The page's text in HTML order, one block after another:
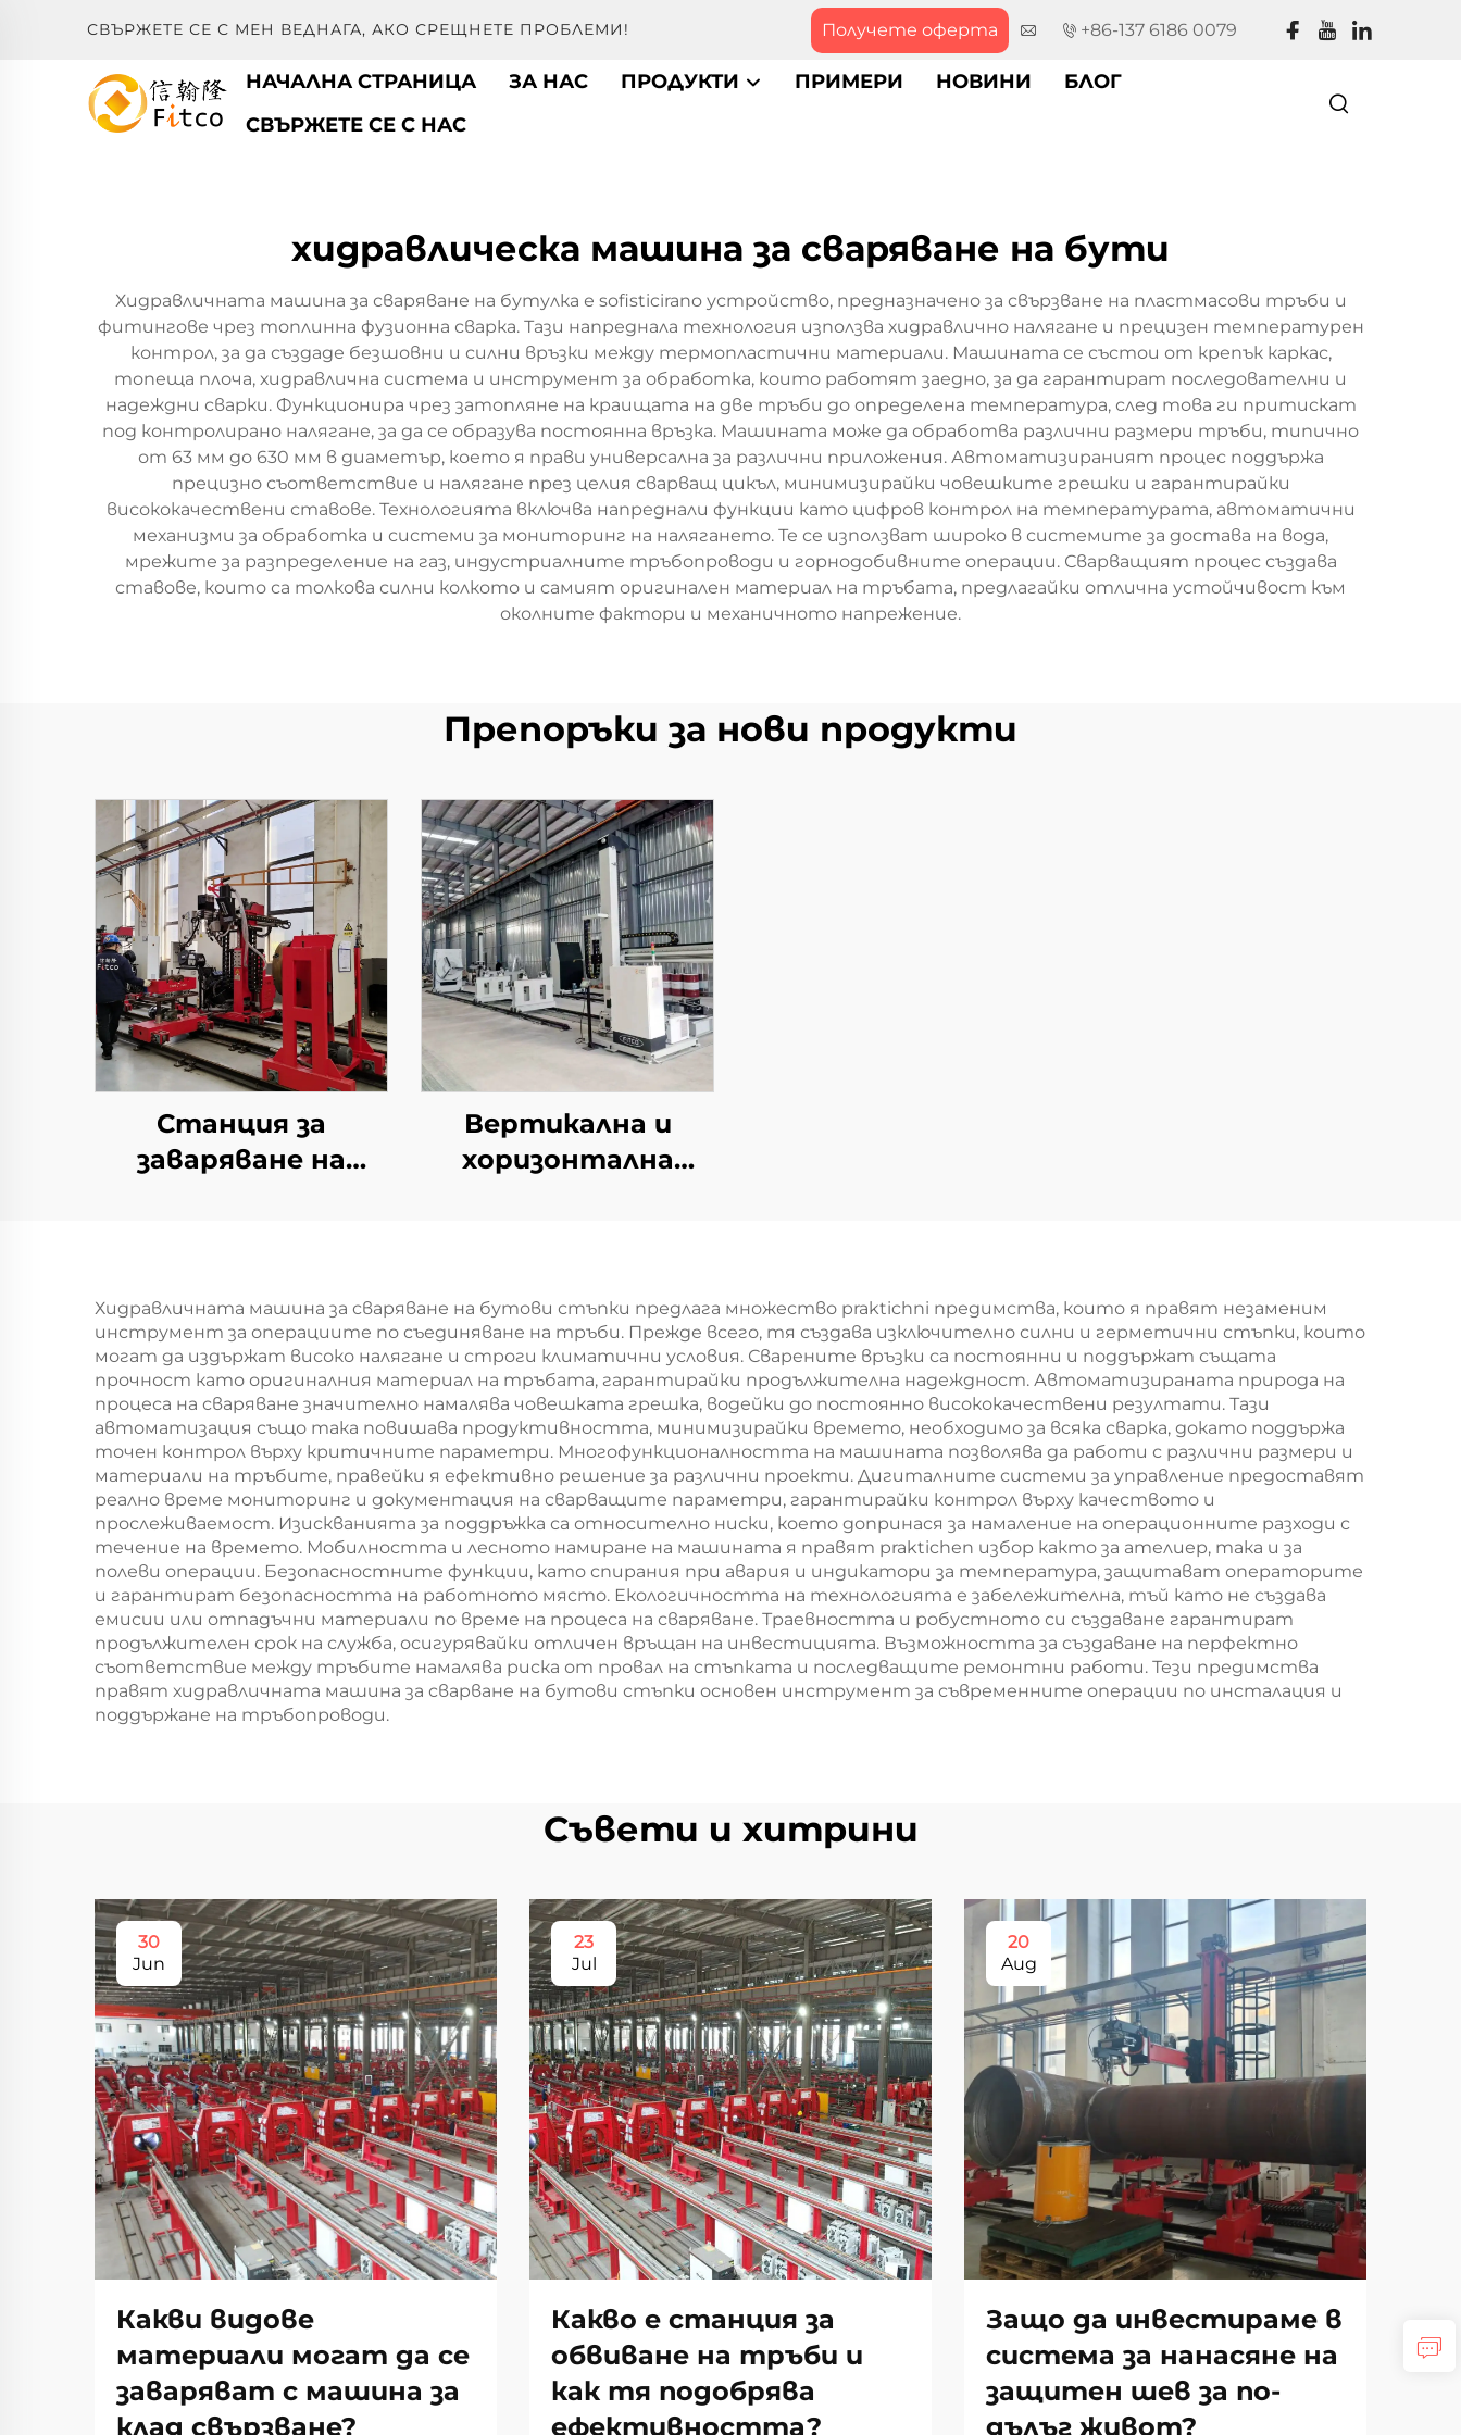
СВЪРЖЕТЕ СЕ С МЕН ВЕДНАГА, АКО СРЕЩНЕТЕ ПРОБЛЕМИ! Получете оферта +86-137 6186 0079
НАЧАЛНА СТРАНИЦА ЗА НАС ПРОДУКТИ ПРИМЕРИ НОВИНИ
БЛОГ
СВЪРЖЕТЕ СЕ С НАС
хидравлическа машина за сваряване на бути
Хидравличната машина за сваряване на бутулка е sofisticirano устройство, предназначено за свързване на пластмасови тръби и
фитингове чрез топлинна фузионна сварка. Тази напреднала технология използва хидравлично налягане и прецизен температурен
контрол, за да създаде безшовни и силни връзки между термопластични материали. Машината се състои от крепък каркас,
топеща плоча, хидравлична система и инструмент за обработка, които работят заедно, за да гарантират последователни и
надеждни сварки. Функционира чрез затопляне на краищата на две тръби до определена температура, след това ги притискат
под контролирано налягане, за да се образува постоянна връзка. Машината може да обработва различни размери тръби, типично
от 63 мм до 630 мм в диаметър, което я прави универсална за различни приложения. Автоматизираният процес поддържа
прецизно съответствие и налягане през целия сварващ цикъл, минимизирайки човешките грешки и гарантирайки
висококачествени ставове. Технологията включва напреднали функции като цифров контрол на температурата, автоматични
механизми за обработка и системи за мониторинг на налягането. Те се използват широко в системите за достава на вода,
мрежите за разпределение на газ, индустриалните тръбопроводи и горнодобивните операции. Сварващият процес създава
ставове, които са толкова силни колкото и самият оригинален материал на тръбата, предлагайки отлична устойчивост към
околните фактори и механичното напрежение.
Препоръки за нови продукти
Станция за
заваряване на
Вертикална и
хоризонтална
Хидравличната машина за сваряване на бутови стъпки предлага множество praktichni предимства, които я правят незаменим
инструмент за операциите по съединяване на тръби. Прежде всего, тя създава изключително силни и герметични стъпки, които
могат да издържат високо налягане и строги климатични условия. Сварените връзки са постоянни и поддържат същата
прочност като оригиналния материал на тръбата, гарантирайки продължителна надеждност. Автоматизираната природа на
процеса на сваряване значително намалява човешката грешка, водейки до постоянно висококачествени резултати. Тази
автоматизация също така повишава продуктивността, минимизирайки времето, необходимо за всяка сварка, докато поддържа
точен контрол върху критичните параметри. Многофункционалността на машината позволява да работи с различни размери и
материали на тръбите, правейки я ефективно решение за различни проекти. Дигиталните системи за управление предоставят
реално време мониторинг и документация на сварващите параметри, гарантирайки контрол върху качеството и
прослеживаемост. Изискванията за поддръжка са относително ниски, което допринася за намаление на операционните разходи с
течение на времето. Мобилността и лесното намиране на машината я правят praktichen избор както за ателиер, така и за
полеви операции. Безопасностните функции, като спирания при авария и индикатори за температура, защитават операторите
и гарантират безопасността на работното място. Екологичността на технологията е забележителна, тъй като не създава
емисии или отпадъчни материали по време на процеса на сваряване. Траевността и робустното си създаване гарантират
продължителен срок на служба, осигурявайки отличен връщан на инвестицията. Възможността за създаване на перфектно
съответствие между тръбите намалява риска от провал на стъпката и последващите ремонтни работи. Тези предимства
правят хидравличната машина за сварване на бутови стъпки основен инструмент за съвременните операции по инсталация и
поддържане на тръбопроводи.
Съвети и хитрини
30
Jun
Какви видове
материали могат да се
заваряват с машина за
клад свързване?
23
Jul
Какво е станция за
обвиване на тръби и
как тя подобрява
ефективността?
20
Aug
Защо да инвестираме в
система за нанасяне на
защитен шев за по-
дълъг живот?